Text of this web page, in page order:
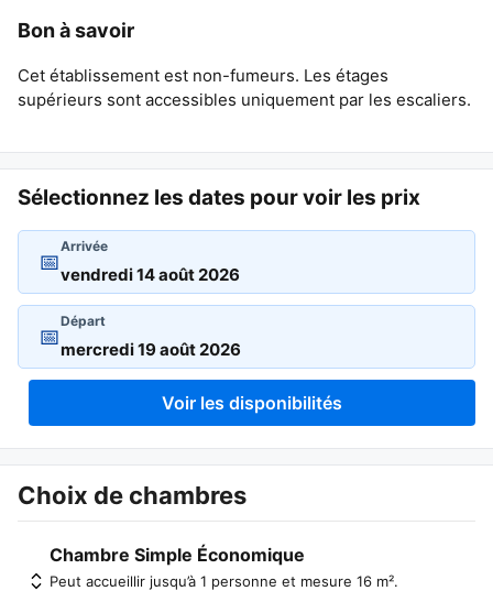
Bon à savoir
Cet établissement est non-fumeurs. Les étages
supérieurs sont accessibles uniquement par les escaliers.
Sélectionnez les dates pour voir les prix
📅
Arrivée
📅
Départ
Voir les disponibilités
Choix de chambres
Chambre Simple Économique
Peut accueillir jusqu’à 1 personne et mesure 16 m².